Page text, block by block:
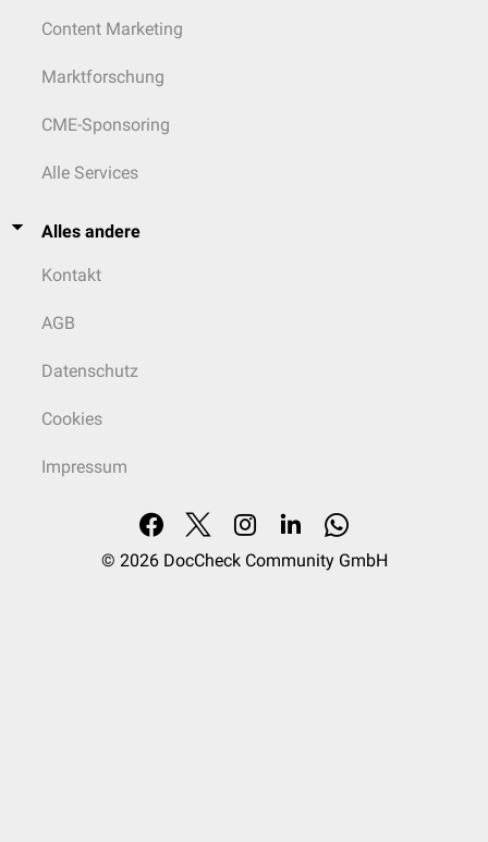
Content Marketing
Marktforschung
CME-Sponsoring
Alle Services
Alles andere
Kontakt
AGB
Datenschutz
Cookies
Impressum
© 2026 DocCheck Community GmbH